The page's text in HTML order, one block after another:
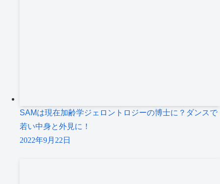
SAMは現在加齢学ジェロントロジーの博士に？ダンスで
若い中身と外見に！
2022年9月22日